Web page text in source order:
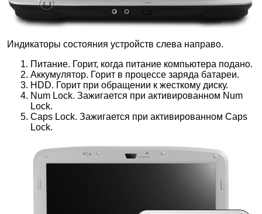
Индикаторы состояния устройств слева направо.
Питание. Горит, когда питание компьютера подано.
Аккумулятор. Горит в процессе заряда батареи.
HDD. Горит при обращении к жесткому диску.
Num Lock. Зажигается при активированном Num
Lock.
Caps Lock. Зажигается при активированном Caps
Lock.